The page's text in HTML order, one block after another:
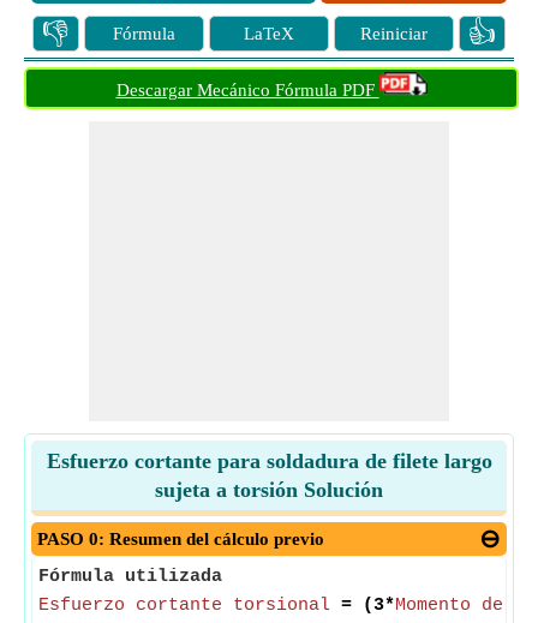
👎 Fórmula LaTeX Reiniciar 👍
Descargar Mecánico Fórmula PDF
Esfuerzo cortante para soldadura de filete largo
sujeta a torsión Solución
PASO 0: Resumen del cálculo previo
Fórmula utilizada
Esfuerzo cortante torsional = (3*Momento de